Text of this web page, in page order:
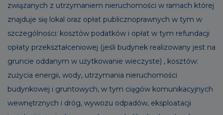
związanych z utrzymaniem nieruchomości w ramach której
znajduje się lokal oraz opłat publicznoprawnych w tym w
szczególności: kosztów podatków i opłat w tym refundacji
opłaty przekształceniowej (jeśli budynek realizowany jest na
gruncie oddanym w użytkowanie wieczyste) , kosztów:
zużycia energii, wody, utrzymania nieruchomości
budynkowej i gruntowych, w tym ciągów komunikacyjnych
wewnętrznych i dróg, wywozu odpadów, eksploatacji